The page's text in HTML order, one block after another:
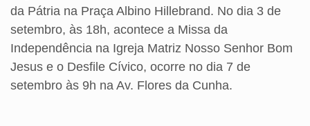
da Pátria na Praça Albino Hillebrand. No dia 3 de
setembro, às 18h, acontece a Missa da
Independência na Igreja Matriz Nosso Senhor Bom
Jesus e o Desfile Cívico, ocorre no dia 7 de
setembro às 9h na Av. Flores da Cunha.